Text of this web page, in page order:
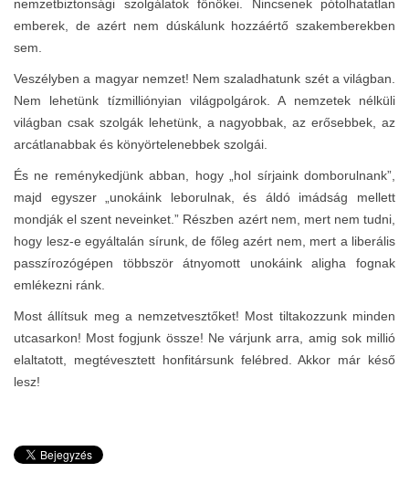
nemzetbiztonsági szolgálatok főnökei. Nincsenek pótolhatatlan
emberek, de azért nem dúskálunk hozzáértő szakemberekben
sem.
Veszélyben a magyar nemzet! Nem szaladhatunk szét a világban.
Nem lehetünk tízmilliónyian világpolgárok. A nemzetek nélküli
világban csak szolgák lehetünk, a nagyobbak, az erősebbek, az
arcátlanabbak és könyörtelenebbek szolgái.
És ne reménykedjünk abban, hogy „hol sírjaink domborulnank”,
majd egyszer „unokáink leborulnak, és áldó imádság mellett
mondják el szent neveinket.” Részben azért nem, mert nem tudni,
hogy lesz-e egyáltalán sírunk, de főleg azért nem, mert a liberális
passzírozógépen többször átnyomott unokáink aligha fognak
emlékezni ránk.
Most állítsuk meg a nemzetvesztőket! Most tiltakozzunk minden
utcasarkon! Most fogjunk össze! Ne várjunk arra, amig sok millió
elaltatott, megtévesztett honfitársunk felébred. Akkor már késő
lesz!